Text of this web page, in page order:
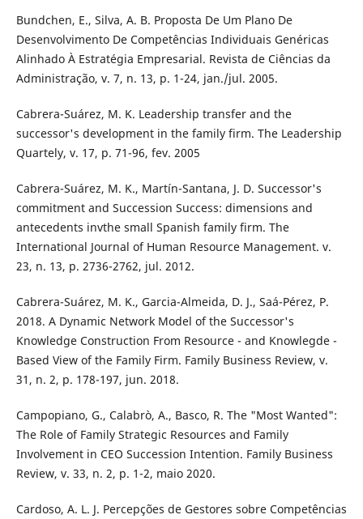
Bundchen, E., Silva, A. B. Proposta De Um Plano De
Desenvolvimento De Competências Individuais Genéricas
Alinhado À Estratégia Empresarial. Revista de Ciências da
Administração, v. 7, n. 13, p. 1-24, jan./jul. 2005.
Cabrera-Suárez, M. K. Leadership transfer and the
successor's development in the family firm. The Leadership
Quartely, v. 17, p. 71-96, fev. 2005
Cabrera-Suárez, M. K., Martín-Santana, J. D. Successor's
commitment and Succession Success: dimensions and
antecedents invthe small Spanish family firm. The
International Journal of Human Resource Management. v.
23, n. 13, p. 2736-2762, jul. 2012.
Cabrera-Suárez, M. K., Garcia-Almeida, D. J., Saá-Pérez, P.
2018. A Dynamic Network Model of the Successor's
Knowledge Construction From Resource - and Knowlegde -
Based View of the Family Firm. Family Business Review, v.
31, n. 2, p. 178-197, jun. 2018.
Campopiano, G., Calabrò, A., Basco, R. The "Most Wanted":
The Role of Family Strategic Resources and Family
Involvement in CEO Succession Intention. Family Business
Review, v. 33, n. 2, p. 1-2, maio 2020.
Cardoso, A. L. J. Percepções de Gestores sobre Competências